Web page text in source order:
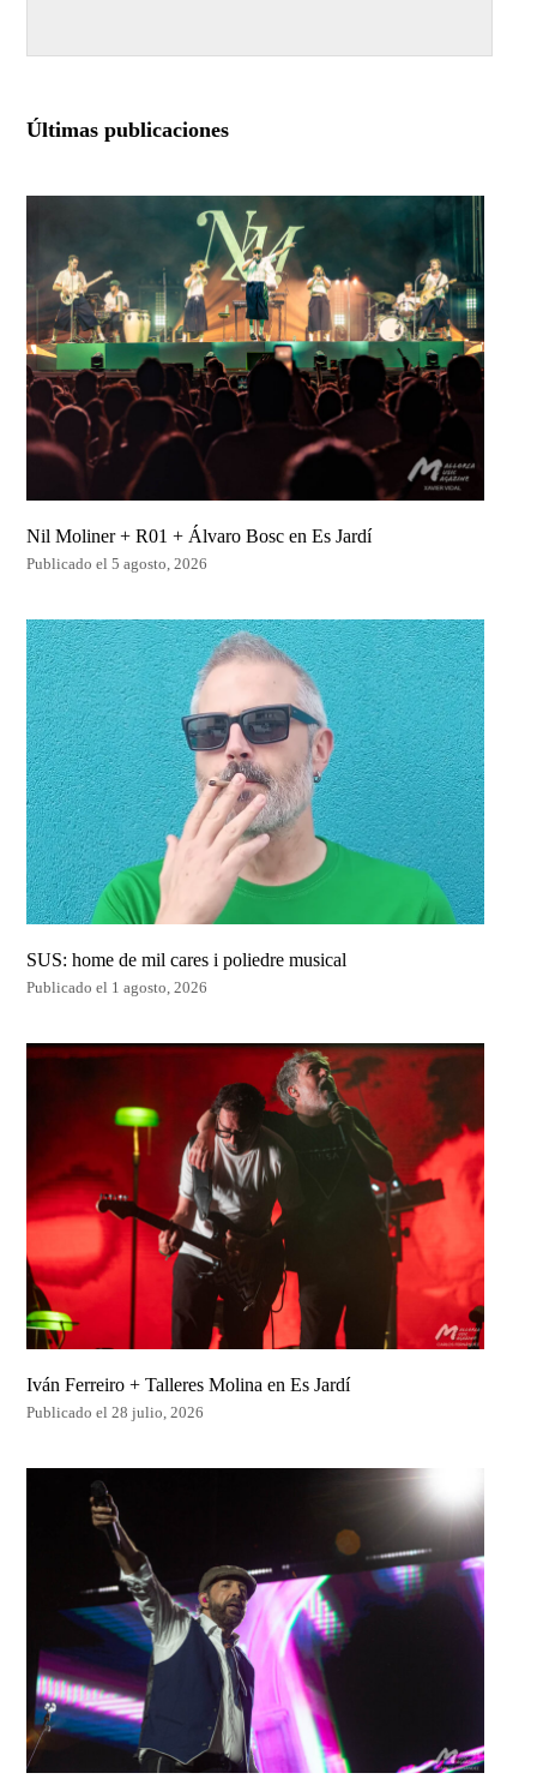
Últimas publicaciones
Nil Moliner + R01 + Álvaro Bosc en Es Jardí
Publicado el 5 agosto, 2026
SUS: home de mil cares i poliedre musical
Publicado el 1 agosto, 2026
Iván Ferreiro + Talleres Molina en Es Jardí
Publicado el 28 julio, 2026